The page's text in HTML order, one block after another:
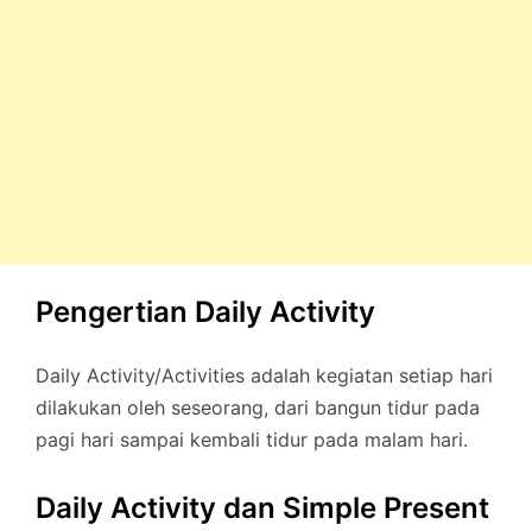
Pengertian Daily Activity
Daily Activity/Activities adalah kegiatan setiap hari
dilakukan oleh seseorang, dari bangun tidur pada
pagi hari sampai kembali tidur pada malam hari.
Daily Activity dan Simple Present